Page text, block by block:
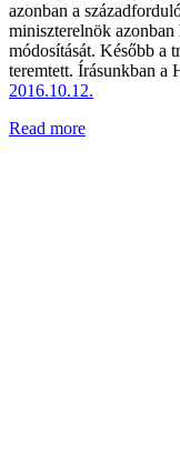
azonban a
miniszterelnök
módosítását. Később a
teremtett. Írásunkban
2016.10.12.
Read more